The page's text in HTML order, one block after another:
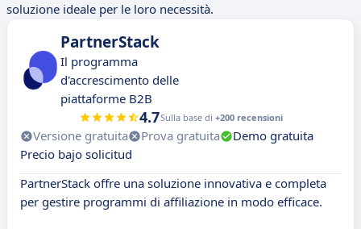
soluzione ideale per le loro necessità.
PartnerStack
Il programma
d'accrescimento delle
piattaforme B2B
4.7Sulla base di +200 recensioni
Versione gratuita Prova gratuita
Demo gratuita
Precio bajo solicitud
PartnerStack offre una soluzione innovativa e completa
per gestire programmi di affiliazione in modo efficace.